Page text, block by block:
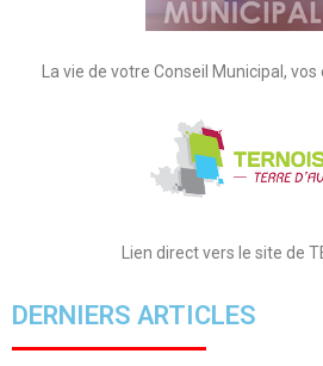
La vie de votre Conseil Municipal,
Lien direct vers le site de
DERNIERS ARTICLES